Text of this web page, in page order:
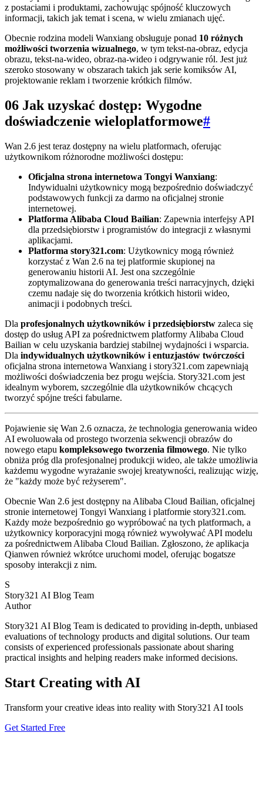
z postaciami i produktami, zachowując spójność kluczowych
informacji, takich jak temat i scena, w wielu zmianach ujęć.
Obecnie rodzina modeli Wanxiang obsługuje ponad 10 różnych
możliwości tworzenia wizualnego, w tym tekst-na-obraz, edycja
obrazu, tekst-na-wideo, obraz-na-wideo i odgrywanie ról. Jest już
szeroko stosowany w obszarach takich jak serie komiksów AI,
projektowanie reklam i tworzenie krótkich filmów.
06 Jak uzyskać dostęp: Wygodne
doświadczenie wieloplatformowe#
Wan 2.6 jest teraz dostępny na wielu platformach, oferując
użytkownikom różnorodne możliwości dostępu:
Oficjalna strona internetowa Tongyi Wanxiang:
Indywidualni użytkownicy mogą bezpośrednio doświadczyć
podstawowych funkcji za darmo na oficjalnej stronie
internetowej.
Platforma Alibaba Cloud Bailian: Zapewnia interfejsy API
dla przedsiębiorstw i programistów do integracji z własnymi
aplikacjami.
Platforma story321.com: Użytkownicy mogą również
korzystać z Wan 2.6 na tej platformie skupionej na
generowaniu historii AI. Jest ona szczególnie
zoptymalizowana do generowania treści narracyjnych, dzięki
czemu nadaje się do tworzenia krótkich historii wideo,
animacji i podobnych treści.
Dla profesjonalnych użytkowników i przedsiębiorstw zaleca się
dostęp do usług API za pośrednictwem platformy Alibaba Cloud
Bailian w celu uzyskania bardziej stabilnej wydajności i wsparcia.
Dla indywidualnych użytkowników i entuzjastów twórczości
oficjalna strona internetowa Wanxiang i story321.com zapewniają
możliwości doświadczenia bez progu wejścia. Story321.com jest
idealnym wyborem, szczególnie dla użytkowników chcących
tworzyć spójne treści fabularne.
Pojawienie się Wan 2.6 oznacza, że technologia generowania wideo
AI ewoluowała od prostego tworzenia sekwencji obrazów do
nowego etapu kompleksowego tworzenia filmowego. Nie tylko
obniża próg dla profesjonalnej produkcji wideo, ale także umożliwia
każdemu wygodne wyrażanie swojej kreatywności, realizując wizję,
że "każdy może być reżyserem".
Obecnie Wan 2.6 jest dostępny na Alibaba Cloud Bailian, oficjalnej
stronie internetowej Tongyi Wanxiang i platformie story321.com.
Każdy może bezpośrednio go wypróbować na tych platformach, a
użytkownicy korporacyjni mogą również wywoływać API modelu
za pośrednictwem Alibaba Cloud Bailian. Zgłoszono, że aplikacja
Qianwen również wkrótce uruchomi model, oferując bogatsze
sposoby interakcji z nim.
S
Story321 AI Blog Team
Author
Story321 AI Blog Team is dedicated to providing in-depth, unbiased
evaluations of technology products and digital solutions. Our team
consists of experienced professionals passionate about sharing
practical insights and helping readers make informed decisions.
Start Creating with AI
Transform your creative ideas into reality with Story321 AI tools
Get Started Free